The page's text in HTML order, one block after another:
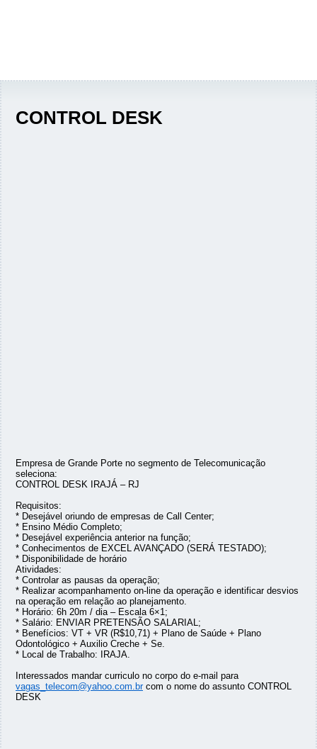
CONTROL DESK
Empresa de Grande Porte no segmento de Telecomunicação
seleciona:
CONTROL DESK IRAJÁ – RJ
Requisitos:
* Desejável oriundo de empresas de Call Center;
* Ensino Médio Completo;
* Desejável experiência anterior na função;
* Conhecimentos de EXCEL AVANÇADO (SERÁ TESTADO);
* Disponibilidade de horário
Atividades:
* Controlar as pausas da operação;
* Realizar acompanhamento on-line da operação e identificar desvios
na operação em relação ao planejamento.
* Horário: 6h 20m / dia – Escala 6×1;
* Salário: ENVIAR PRETENSÃO SALARIAL;
* Benefícios: VT + VR (R$10,71) + Plano de Saúde + Plano
Odontológico + Auxilio Creche + Se.
* Local de Trabalho: IRAJA.
Interessados mandar curriculo no corpo do e-mail para
vagas_telecom@yahoo.com.brcom o nome do assunto CONTROL
DESK